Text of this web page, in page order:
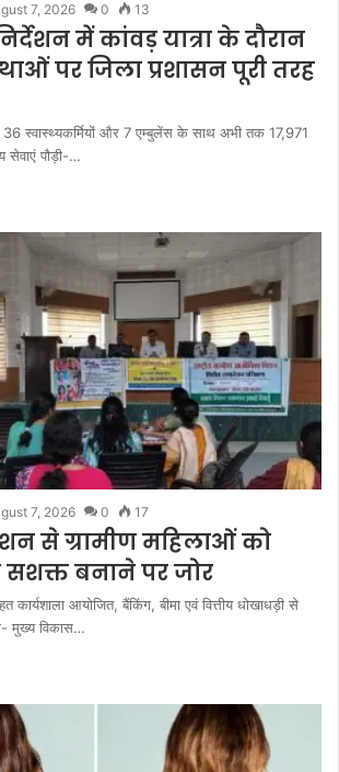
7, 2026 0 13
में कांवड़ यात्रा के दौरान
पर जिला प्रशासन पूरी तरह
36 स्वास्थ्यकर्मियों और 7 एम्बुलेंस के साथ अभी तक 17,971
सेवाएं पौड़ी-…
7, 2026 0 17
से ग्रामीण महिलाओं को
बनाने पर जोर
आयोजित, बैंकिंग, बीमा एवं वित्तीय धोखाधड़ी से
मुख्य विकास…